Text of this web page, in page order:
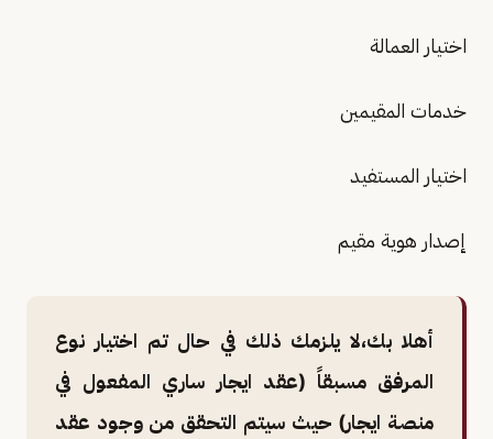
اختيار العمالة
خدمات المقيمين
اختيار المستفيد
إصدار هوية مقيم
أهلا بك،لا يلزمك ذلك في حال تم اختيار نوع
المرفق مسبقاً (عقد ايجار ساري المفعول في
منصة ايجار) حيث سيتم التحقق من وجود عقد